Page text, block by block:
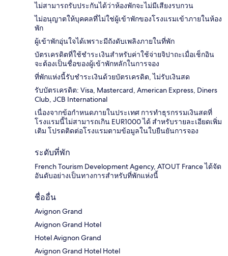
ไม่สามารถรับประกันได้ว่าห้องพักจะไม่มีเสียงรบกวน
ไม่อนุญาตให้บุคคลที่ไม่ใช่ผู้เข้าพักของโรงแรมเข้าภายในห้อง
พัก
ผู้เข้าพักอุ่นใจได้เพราะมีถังดับเพลิงภายในที่พัก
บัตรเครดิตที่ใช้ชำระเงินสำหรับค่าใช้จ่ายจิปาถะเมื่อเช็กอิน
จะต้องเป็นชื่อของผู้เข้าพักหลักในการจอง
ที่พักแห่งนี้รับชำระเงินด้วยบัตรเครดิต, ไม่รับเงินสด
รับบัตรเครดิต: Visa, Mastercard, American Express, Diners
Club, JCB International
เนื่องจากข้อกำหนดภายในประเทศ การทำธุรกรรมเงินสดที่
โรงแรมนี้ไม่สามารถเกิน EUR1000 ได้ สำหรับรายละเอียดเพิ่ม
เติม โปรดติดต่อโรงแรมตามข้อมูลในใบยืนยันการจอง
ระดับที่พัก
French Tourism Development Agency, ATOUT France ได้จัด
อันดับอย่างเป็นทางการสำหรับที่พักแห่งนี้
ชื่ออื่น
Avignon Grand
Avignon Grand Hotel
Hotel Avignon Grand
Avignon Grand Hotel Hotel